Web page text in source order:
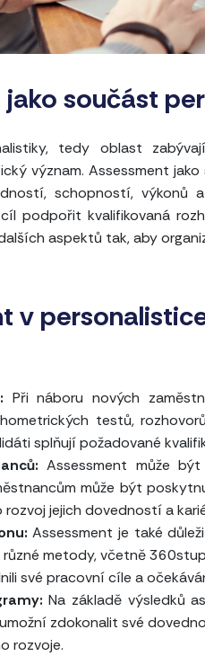
součást
tedy oblast
význam. Assessment
schopností, výkonů
podpořit kvalifikovaná
aspektů tak, aby
v
Při náboru nových
testů,
splňují požadované
Assessment může
může být
rozvoj jejich dovedností a
Assessment je také
metody, včetně
své pracovní cíle a
Na základě výsledků
zdokonalit své
rozvoje.